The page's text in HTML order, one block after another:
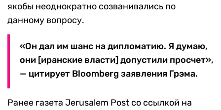
якобы неоднократно созванивались по
данному вопросу.
«Он дал им шанс на дипломатию. Я думаю,
они [иранские власти] допустили просчет»,
— цитирует Bloomberg заявления Грэма.
Ранее газета Jerusalem Post со ссылкой на